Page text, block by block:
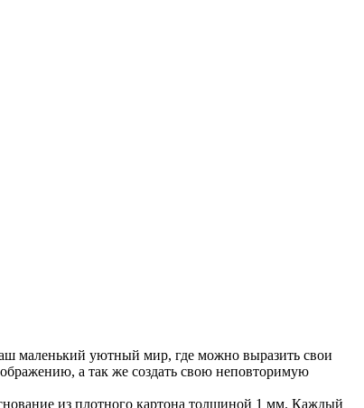
маленький уютный мир, где можно выразить свои
а так же создать свою неповторимую
из плотного картона толщиной 1 мм. Каждый